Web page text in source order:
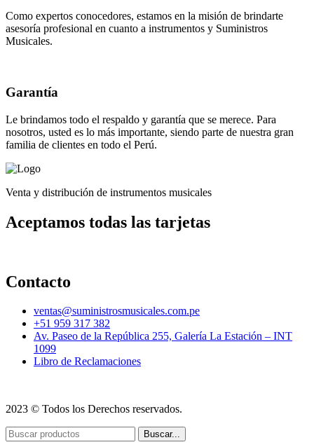
Como expertos conocedores, estamos en la misión de brindarte
asesoría profesional en cuanto a instrumentos y Suministros
Musicales.
Garantía
Le brindamos todo el respaldo y garantía que se merece. Para
nosotros, usted es lo más importante, siendo parte de nuestra gran
familia de clientes en todo el Perú.
Venta y distribución de instrumentos musicales
Aceptamos todas las tarjetas
Contacto
ventas@suministrosmusicales.com.pe
+51 959 317 382
Av. Paseo de la República 255, Galería La Estación – INT
1099
Libro de Reclamaciones
2023 © Todos los Derechos reservados.
Buscar...